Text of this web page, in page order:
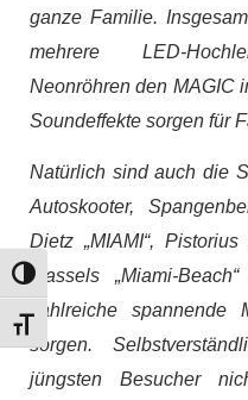
Umschalten auf hohe
Schrift vergrößern
ganze Familie.
mehrere LED-
Neonröhren den MAGIC
Soundeffekte sorgen für
Natürlich sind auch die
Autoskooter,
Dietz „MIAMI“,
Massels „Miami-
zahlreiche spannende
sorgen.
jüngsten Besucher